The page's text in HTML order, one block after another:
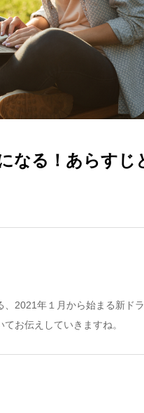
なる！あらすじ
2021年１月から始まる新ド
お伝えしていきますね。